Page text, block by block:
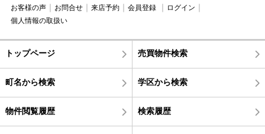
お客様の声
お問合せ 来店予約 会員登録
ログイン
個人情報の取扱い
トップページ 売買物件検索
町名から検索 学区から検索
物件閲覧履歴 検索履歴